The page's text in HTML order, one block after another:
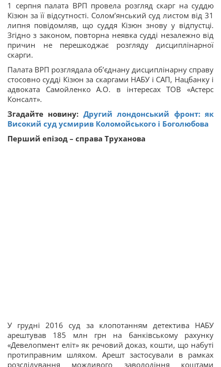
1 серпня палата ВРП провела розгляд скарг на суддю
Кізюн за її відсутності. Солом’янський суд листом від 31
липня повідомляв, що суддя Кізюн знову у відпустці.
Згідно з законом, повторна неявка судді незалежно від
причин не перешкоджає розгляду дисциплінарної
скарги.
Палата ВРП розглядала об’єднану дисциплінарну справу
стосовно судді Кізюн за скаргами НАБУ і САП, Нацбанку і
адвоката Самойленко А.О. в інтересах ТОВ «Астерс
Консалт».
Згадайте новину: Другий лондонський фронт: як
Високий суд усмирив Коломойського і Боголюбова
Перший епізод – справа Труханова
У грудні 2016 суд за клопотанням детектива НАБУ
арештував 185 млн грн на банківському рахунку
«Девелопмент еліт» як речовий доказ, кошти, що набуті
протиправним шляхом. Арешт застосували в рамках
розслідування можливого заволодіння коштами